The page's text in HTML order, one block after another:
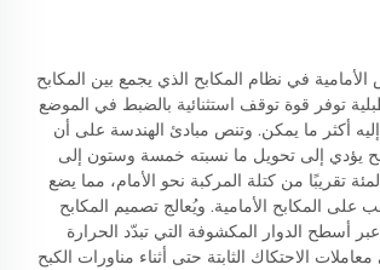
في نظام المكابح الذي يجمع بين المكابح
توفر قوة توقف استثنائية بالضبط في الموضع
أكثر ما يمكن. وتنص مبادئ الهندسة على أن
يؤدي إلى تحويل ما نسبته خمسة وستون إلى
تقريبًا من كتلة المركبة نحو الأمام، مما يضع
المكابح الأمامية. ويُعالج تصميم المكابح
أسطح الدوار المكشوفة التي تبدّد الحرارة
الاحتكاك الثابتة حتى أثناء مناورات الكبح